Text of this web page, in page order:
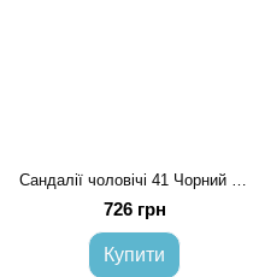
726 грн
Купити